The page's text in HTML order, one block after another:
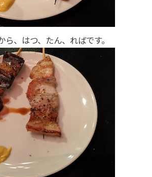
ら、はつ、たん、ればです。